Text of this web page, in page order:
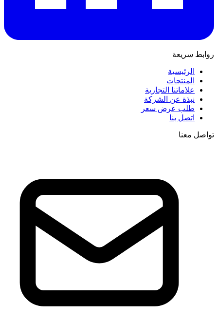
روابط سريعة
الرئيسية
المنتجات
علاماتنا التجارية
نبذة عن الشركة
طلب عرض سعر
اتصل بنا
تواصل معنا